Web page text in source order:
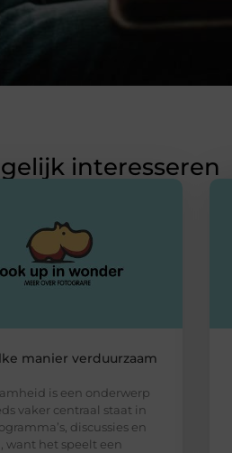
interesseren
manier verduurzaam
is een onderwerp
vaker centraal staat in
discussies en
want het speelt een